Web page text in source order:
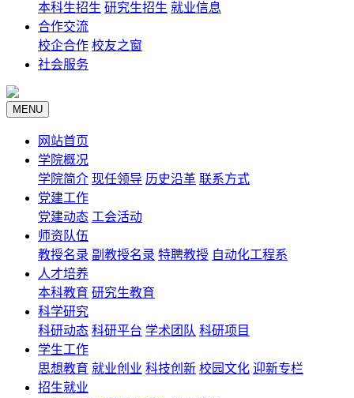
本科生招生 研究生招生 就业信息
合作交流
校企合作 校友之窗
社会服务
MENU
网站首页
学院概况
学院简介 现任领导 历史沿革 联系方式
党建工作
党建动态 工会活动
师资队伍
教授名录 副教授名录 特聘教授 自动化工程系
人才培养
本科教育 研究生教育
科学研究
科研动态 科研平台 学术团队 科研项目
学生工作
思想教育 就业创业 科技创新 校园文化 迎新专栏
招生就业